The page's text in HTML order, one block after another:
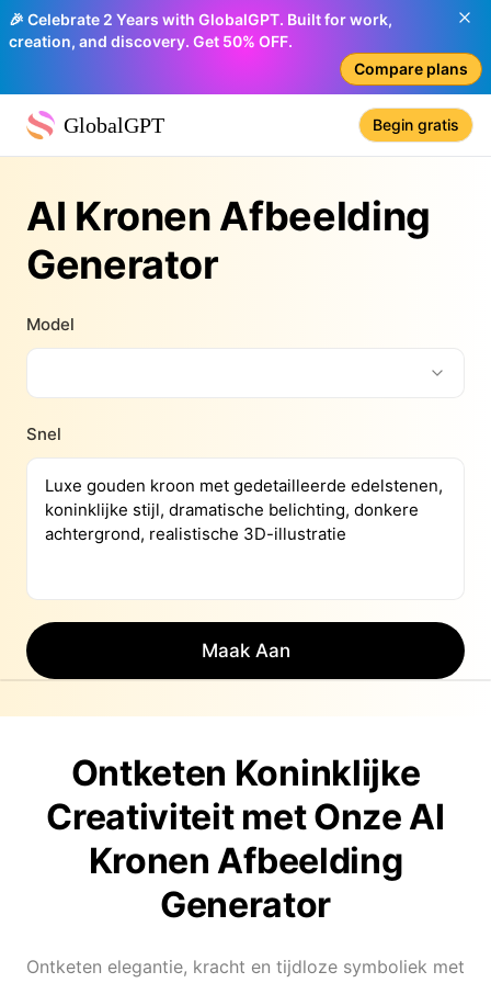
🎉 Celebrate 2 Years with GlobalGPT. Built for work,
creation, and discovery. Get 50% OFF.
Compare plans
GlobalGPT Begin gratis
AI Kronen Afbeelding
Generator
Model
Snel
Maak Aan
Ontketen Koninklijke
Creativiteit met Onze AI
Kronen Afbeelding
Generator
Ontketen elegantie, kracht en tijdloze symboliek met